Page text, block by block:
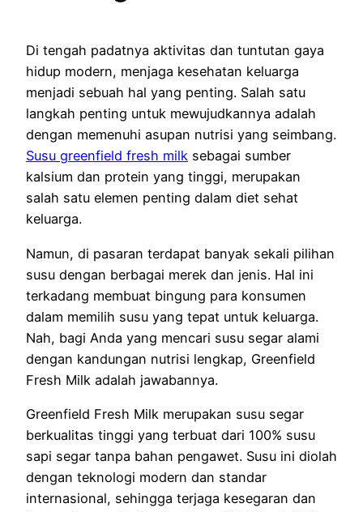
Di tengah padatnya aktivitas dan tuntutan gaya
hidup modern, menjaga kesehatan keluarga
menjadi sebuah hal yang penting. Salah satu
langkah penting untuk mewujudkannya adalah
dengan memenuhi asupan nutrisi yang seimbang.
Susu greenfield fresh milk sebagai sumber
kalsium dan protein yang tinggi, merupakan
salah satu elemen penting dalam diet sehat
keluarga.
Namun, di pasaran terdapat banyak sekali pilihan
susu dengan berbagai merek dan jenis. Hal ini
terkadang membuat bingung para konsumen
dalam memilih susu yang tepat untuk keluarga.
Nah, bagi Anda yang mencari susu segar alami
dengan kandungan nutrisi lengkap, Greenfield
Fresh Milk adalah jawabannya.
Greenfield Fresh Milk merupakan susu segar
berkualitas tinggi yang terbuat dari 100% susu
sapi segar tanpa bahan pengawet. Susu ini diolah
dengan teknologi modern dan standar
internasional, sehingga terjaga kesegaran dan